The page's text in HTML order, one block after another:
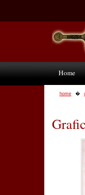
Home
home